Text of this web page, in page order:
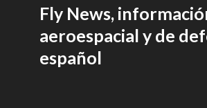
Fly News,
aeroespacial y de
español